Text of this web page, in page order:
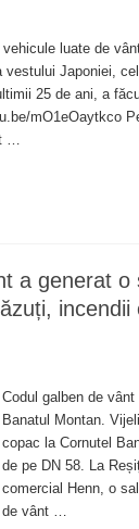
luate de
vestului Japoniei,
25 de ani, a
mO1eOaytkco
…
a generat
incendii
Codul galben de
Banatul Montan.
copac la Cornutel
de pe DN 58. La
comercial Henn, o
de vânt …